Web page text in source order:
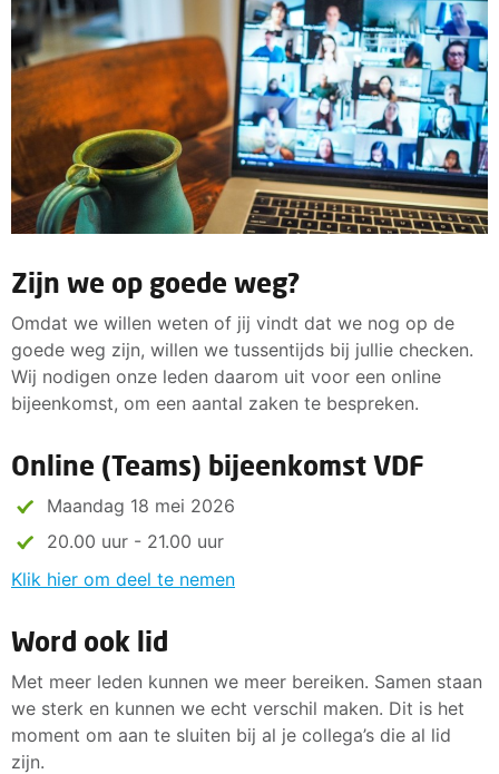
Zijn we op goede weg?
Omdat we willen weten of jij vindt dat we nog op de
goede weg zijn, willen we tussentijds bij jullie checken.
Wij nodigen onze leden daarom uit voor een online
bijeenkomst, om een aantal zaken te bespreken.
Online (Teams) bijeenkomst VDF
Maandag 18 mei 2026
20.00 uur - 21.00 uur
Klik hier om deel te nemen
Word ook lid
Met meer leden kunnen we meer bereiken. Samen staan
we sterk en kunnen we echt verschil maken. Dit is het
moment om aan te sluiten bij al je collega’s die al lid
zijn.